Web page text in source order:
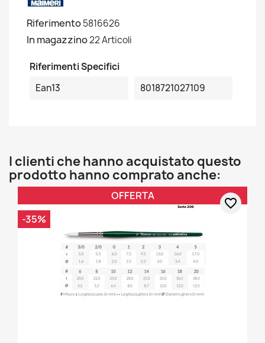
Riferimento5816626
In magazzino22 Articoli
Riferimenti Specifici
Ean13
8018721027109
I clienti che hanno acquistato questo
prodotto hanno comprato anche:
OFFERTA
-35%
favorite_border